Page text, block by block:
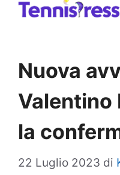
Nuova
Valentino
la
22 Luglio 2023 di